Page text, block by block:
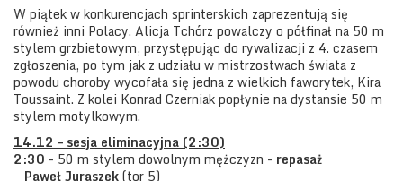
W piątek w konkurencjach sprinterskich zaprezentują się
również inni Polacy. Alicja Tchórz powalczy o półfinał na 50 m
stylem grzbietowym, przystępując do rywalizacji z 4. czasem
zgłoszenia, po tym jak z udziału w mistrzostwach świata z
powodu choroby wycofała się jedna z wielkich faworytek, Kira
Toussaint. Z kolei Konrad Czerniak popłynie na dystansie 50 m
stylem motylkowym.
14.12 – sesja eliminacyjna (2:30)
2:30 - 50 m stylem dowolnym mężczyzn - repasaż
Paweł Juraszek(tor 5)